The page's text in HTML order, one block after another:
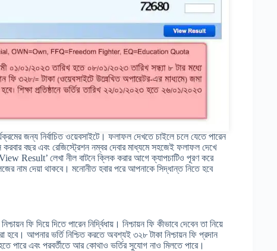
জন্য নির্বাচিত ওয়েবসাইটে। ফলাফল দেখতে চাইলে চলে যেতে পারেন
বছর এবং রেজিস্ট্রেশন নম্বর দেবার মাধ্যমে সহজেই ফলাফল দেখে
Result’ লেখা নীল বাটনে ক্লিক করার আগে ক্যাপচাটিও পূরণ করে
নাম দেয়া থাকবে। মনোনীত হবার পরে আপনাকে সিদ্ধান্ত নিতে হবে
ফি দিয়ে দিতে পারেন নির্দ্বিধায়। নিশ্চায়ন ফি কীভাবে দেবেন তা নিয়ে
হবে। আপনার ভর্তি নিশ্চিত করতে অবশ্যই ৩২৮ টাকা নিশ্চায়ন ফি প্রদান
পারে এবং পরবর্তীতে আর কোথাও ভর্তির সুযোগ নাও মিলতে পারে।